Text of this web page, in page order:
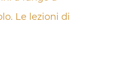
Le lezioni di